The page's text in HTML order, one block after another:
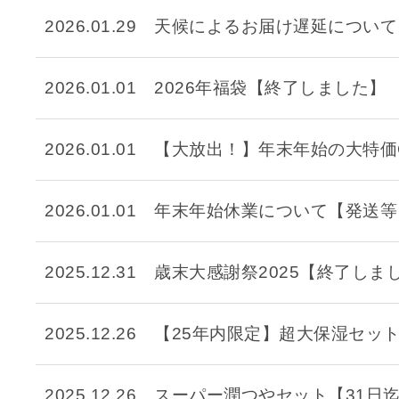
メイクアップ
サプリメント
美容アイテム・その他
シミ・くすみ
たるみ・む
肌荒れ
会社概要 プライバシーポリシー
2026.01.29 天候によるお届け遅延について
2026.01.01 2026年福袋【終了しました】
2026.01.01 【大放出！】年末年始の大特
2026.01.01 年末年始休業について【発送等
2025.12.31 歳末大感謝祭2025【終了しまし
2025.12.26 【25年内限定】超大保湿セット
2025.12.26 スーパー潤つやセット【31日迄